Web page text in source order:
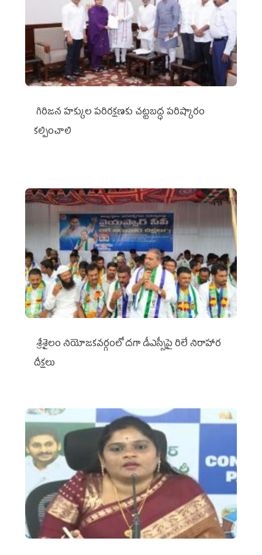
గిరిజన హక్కుల పరిరక్షణకు చట్టబద్ధ పరిష్కారం
కల్పించాలి
శ్రీశైలం నియోజకవర్గంలో దగా డీఎస్సీపై రిలే నిరాహార
దీక్షలు